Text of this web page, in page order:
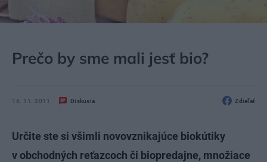
Prečo by sme mali jesť bio?
16. 11. 2011 Diskusia Zdieľať
Určite ste si všimli novovznikajúce biokútiky
v obchodných reťazcoch či biopredajne, množiace